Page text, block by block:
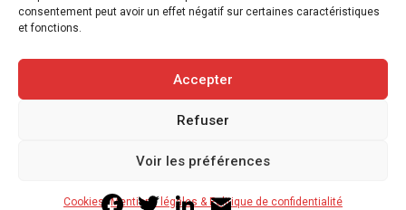
consentement peut avoir un effet négatif sur certaines caractéristiques
et fonctions.
Accepter
Refuser
Voir les préférences
Cookies Mentions légales & Politique de confidentialité
15 juillet 2024
Mentions légales & Politique de confidentialité
Cookies
FacebookTwitterLinkedInEmail